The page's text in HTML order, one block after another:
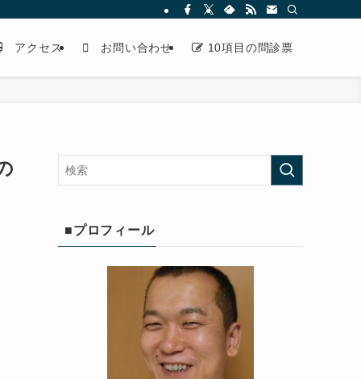
アクセス お問い合わせ 10項目の問診票
■プロフィール